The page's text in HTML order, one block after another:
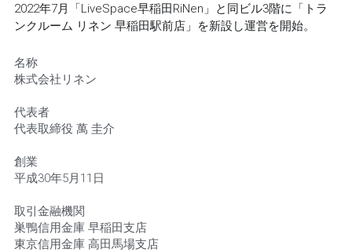
2022年7月「LiveSpace早稲田RiNen」と同ビル3階に「トラ
ンクルーム リネン 早稲田駅前店」を新設し運営を開始。
名称
株式会社リネン
代表者
代表取締役 萬 圭介
創業
平成30年5月11日
取引金融機関
巣鴨信用金庫 早稲田支店
東京信用金庫 高田馬場支店